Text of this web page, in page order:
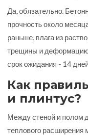
Да, обязательно.
прочность около
раньше, влага из
трещины и
срок ожидания - 14
Как
и плинтус?
Между стеной и полом
теплового расширения